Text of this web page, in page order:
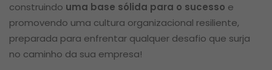
construindo uma base sólida para o sucesso e
promovendo uma cultura organizacional resiliente,
preparada para enfrentar qualquer desafio que surja
no caminho da sua empresa!